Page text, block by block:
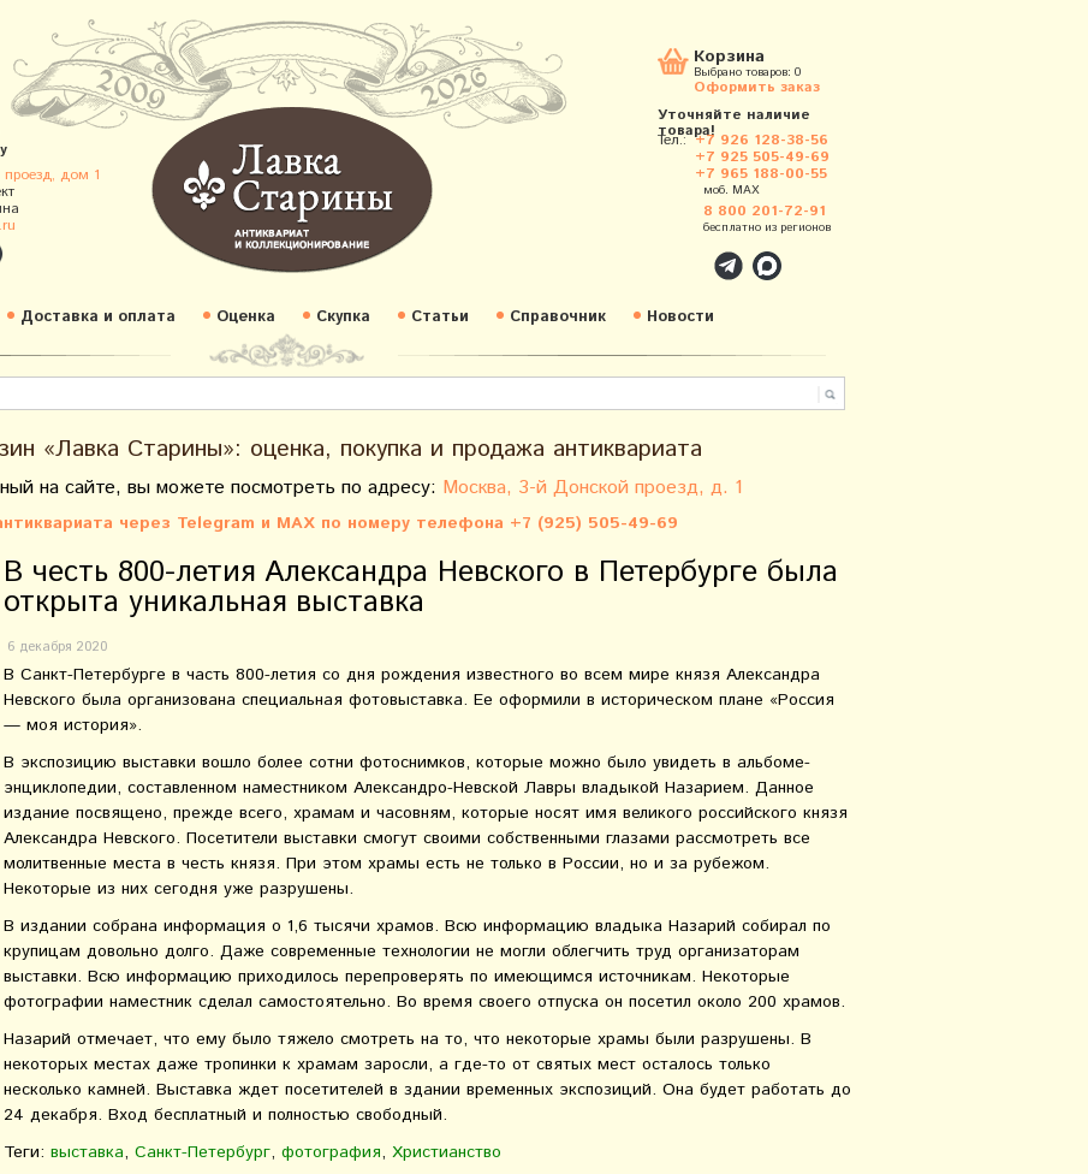
дом 1
Корзина
Выбрано товаров: 0
Оформить заказ
Уточняйте наличие
товара!
Тел.: +7 926 128-38-56
+7 925 505-49-69
+7 965 188-00-55
моб. MAX
8 800 201-72-91
бесплатно из регионов
Доставка и оплата Оценка Скупка Статьи Справочник Новости
«Лавка Старины»: оценка, покупка и продажа антиквариата
на сайте, вы можете посмотреть по адресу: Москва, 3-й Донской проезд, д. 1
через Telegram и MAX по номеру телефона +7 (925) 505-49-69
В честь 800-летия Александра Невского в Петербурге была
открыта уникальная выставка
6 декабря 2020
В Санкт-Петербурге в часть 800-летия со дня рождения известного во всем мире князя Александра
Невского была организована специальная фотовыставка. Ее оформили в историческом плане «Россия
— моя история».
В экспозицию выставки вошло более сотни фотоснимков, которые можно было увидеть в альбоме-
энциклопедии, составленном наместником Александро-Невской Лавры владыкой Назарием. Данное
издание посвящено, прежде всего, храмам и часовням, которые носят имя великого российского князя
Александра Невского. Посетители выставки смогут своими собственными глазами рассмотреть все
молитвенные места в честь князя. При этом храмы есть не только в России, но и за рубежом.
Некоторые из них сегодня уже разрушены.
В издании собрана информация о 1,6 тысячи храмов. Всю информацию владыка Назарий собирал по
крупицам довольно долго. Даже современные технологии не могли облегчить труд организаторам
выставки. Всю информацию приходилось перепроверять по имеющимся источникам. Некоторые
фотографии наместник сделал самостоятельно. Во время своего отпуска он посетил около 200 храмов.
Назарий отмечает, что ему было тяжело смотреть на то, что некоторые храмы были разрушены. В
некоторых местах даже тропинки к храмам заросли, а где-то от святых мест осталось только
несколько камней. Выставка ждет посетителей в здании временных экспозиций. Она будет работать до
24 декабря. Вход бесплатный и полностью свободный.
Теги: выставка, Санкт-Петербург, фотография, Христианство